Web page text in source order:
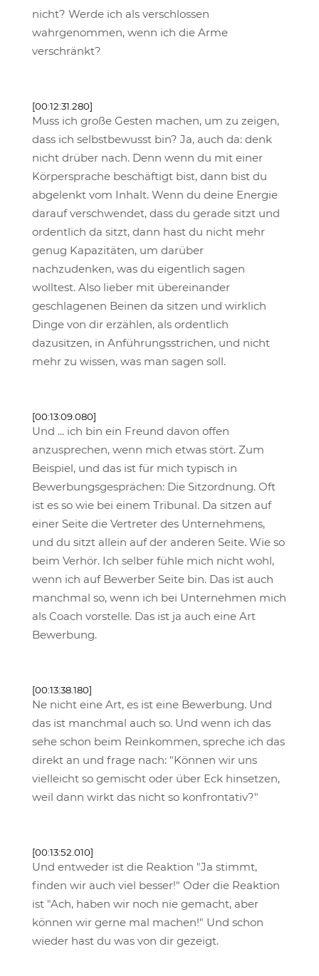
nicht? Werde ich als verschlossen
wahrgenommen, wenn ich die Arme
verschränkt?
[00:12:31.280]
Muss ich große Gesten machen, um zu zeigen,
dass ich selbstbewusst bin? Ja, auch da: denk
nicht drüber nach. Denn wenn du mit einer
Körpersprache beschäftigt bist, dann bist du
abgelenkt vom Inhalt. Wenn du deine Energie
darauf verschwendet, dass du gerade sitzt und
ordentlich da sitzt, dann hast du nicht mehr
genug Kapazitäten, um darüber
nachzudenken, was du eigentlich sagen
wolltest. Also lieber mit übereinander
geschlagenen Beinen da sitzen und wirklich
Dinge von dir erzählen, als ordentlich
dazusitzen, in Anführungsstrichen, und nicht
mehr zu wissen, was man sagen soll.
[00:13:09.080]
Und ... ich bin ein Freund davon offen
anzusprechen, wenn mich etwas stört. Zum
Beispiel, und das ist für mich typisch in
Bewerbungsgesprächen: Die Sitzordnung. Oft
ist es so wie bei einem Tribunal. Da sitzen auf
einer Seite die Vertreter des Unternehmens,
und du sitzt allein auf der anderen Seite. Wie so
beim Verhör. Ich selber fühle mich nicht wohl,
wenn ich auf Bewerber Seite bin. Das ist auch
manchmal so, wenn ich bei Unternehmen mich
als Coach vorstelle. Das ist ja auch eine Art
Bewerbung.
[00:13:38.180]
Ne nicht eine Art, es ist eine Bewerbung. Und
das ist manchmal auch so. Und wenn ich das
sehe schon beim Reinkommen, spreche ich das
direkt an und frage nach: "Können wir uns
vielleicht so gemischt oder über Eck hinsetzen,
weil dann wirkt das nicht so konfrontativ?"
[00:13:52.010]
Und entweder ist die Reaktion "Ja stimmt,
finden wir auch viel besser!" Oder die Reaktion
ist "Ach, haben wir noch nie gemacht, aber
können wir gerne mal machen!" Und schon
wieder hast du was von dir gezeigt.